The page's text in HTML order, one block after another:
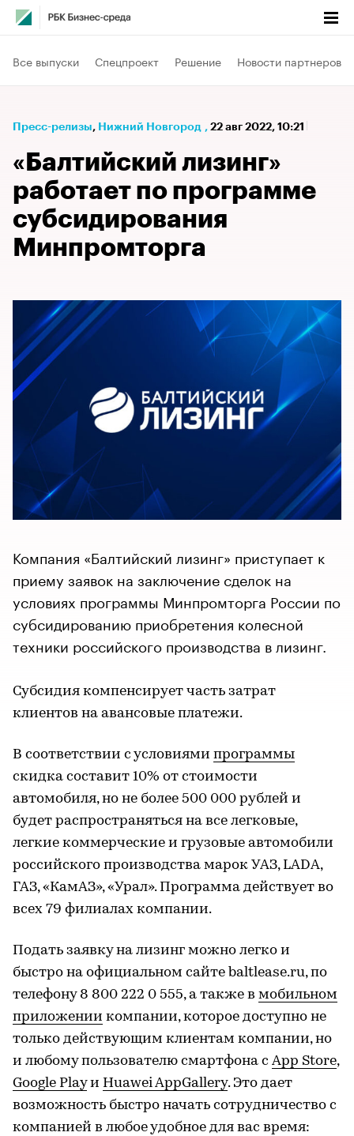
Все выпуски Спецпроект Решение Новости партнеров
Пресс-релизы⁠, Нижний Новгород , 22 авг 2022, 10:21
«Балтийский лизинг»
работает по программе
субсидирования
Минпромторга
Компания «Балтийский лизинг» приступает к
приему заявок на заключение сделок на
условиях программы Минпромторга России по
субсидированию приобретения колесной
техники российского производства в лизинг.
Субсидия компенсирует часть затрат
клиентов на авансовые платежи.
В соответствии с условиями программы
скидка составит 10% от стоимости
автомобиля, но не более 500 000 рублей и
будет распространяться на все легковые,
легкие коммерческие и грузовые автомобили
российского производства марок УАЗ, LADA,
ГАЗ, «КамАЗ», «Урал». Программа действует во
всех 79 филиалах компании.
Подать заявку на лизинг можно легко и
быстро на официальном сайте baltlease.ru, по
телефону 8 800 222 0 555, а также в мобильном
приложении компании, которое доступно не
только действующим клиентам компании, но
и любому пользователю смартфона с App Store,
Google Playи Huawei AppGallery. Это дает
возможность быстро начать сотрудничество с
компанией в любое удобное для вас время: